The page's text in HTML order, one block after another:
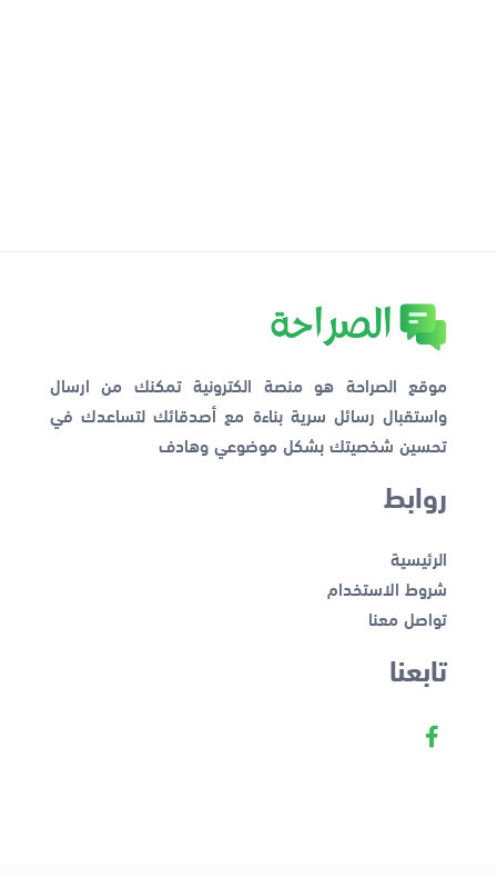
موقع الصراحة هو منصة الكترونية تمكنك من ارسال
واستقبال رسائل سرية بناءة مع أصدقائك لتساعدك في
تحسين شخصيتك بشكل موضوعي وهادف
روابط
الرئيسية
شروط الاستخدام
تواصل معنا
تابعنا